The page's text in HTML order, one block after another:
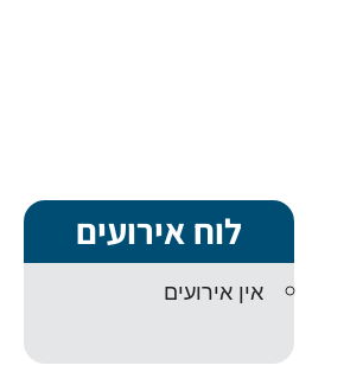
לוח אירועים
אין אירועים